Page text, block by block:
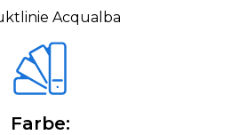
Acqualba
Farbe: